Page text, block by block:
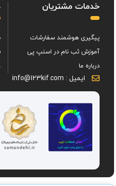
خدمات مشتریان
پیگیری هوشمند سفارشات
آموزش ثب نام در اسنپ پی
درباره ما
ایمیل : info@123kif.com